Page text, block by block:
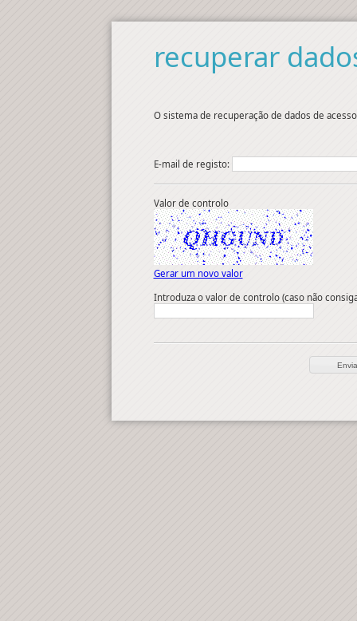
recuperar
O sistema de recuperação de dados de
E-mail de registo:
Valor de controlo
Gerar um novo valor
Introduza o valor de controlo (caso não